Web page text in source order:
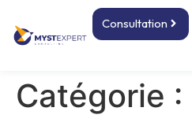
Consultation
Catégorie :